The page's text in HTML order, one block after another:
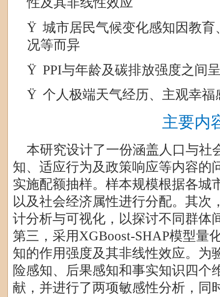
Ÿ 城市居民气候变化感知因教
况等而异
Ÿ PPI与年龄及碳排放强度之间
Ÿ 个人极端天气经历、主观幸
主要内
本研究设计了一份涵盖人口与社
知、适应行为及政策响应等内容的
实施配额抽样。样本规模根据各城
以及社会经济属性进行分配。其次
计分析与可视化，以探讨不同群体
第三，采用XGBoost-SHAP模型量
知的作用强度及其非线性效应。为
险感知、后果感知和事实知识四个
献，并进行了两项敏感性分析，同